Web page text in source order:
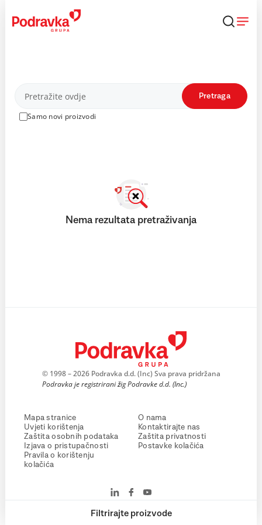
content
Proizvodi
Samo novi proizvodi
Pretraga
Filtrirajte proizvode
Nema rezultata pretraživanja
© 1998 – 2026 Podravka d.d. (Inc) Sva prava pridržana
Podravka je registrirani žig Podravke d.d. (Inc.)
Mapa stranice
Uvjeti korištenja
Zaštita osobnih podataka
Izjava o pristupačnosti
Pravila o korištenju
kolačića
O nama
Kontaktirajte nas
Zaštita privatnosti
Postavke kolačića